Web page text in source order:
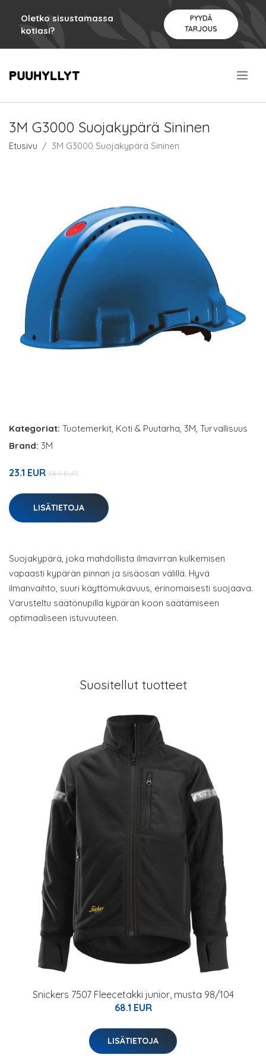
Oletko sisustamassa
kotiasi?
PYYDÄ
TARJOUS
3M G3000 Suojakypärä Sininen
Etusivu 3M G3000 Suojakypärä Sininen
Kategoriat: Tuotemerkit, Koti & Puutarha, 3M, Turvallisuus
Brand: 3M
23.1 EUR 24.9 EUR
LISÄTIETOJA
Suojakypärä, joka mahdollista ilmavirran kulkemisen
vapaasti kypärän pinnan ja sisäosan välillä. Hyvä
ilmanvaihto, suuri käyttömukavuus, erinomaisesti suojaava.
Varusteltu säätönupilla kypärän koon säätämiseen
optimaaliseen istuvuuteen.
Suositellut tuotteet
Snickers 7507 Fleecetakki junior, musta 98/104
68.1 EUR
LISÄTIETOJA